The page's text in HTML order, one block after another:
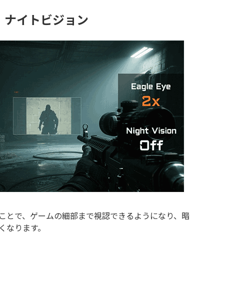
ナイトビジョン
とで、ゲームの細部まで視認できるようになり、暗
ります。